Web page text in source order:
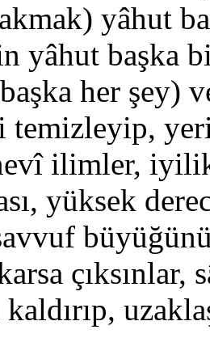
yâhut
yâhut başka
her şey)
temizleyip,
ilimler,
yüksek
kaldırıp,